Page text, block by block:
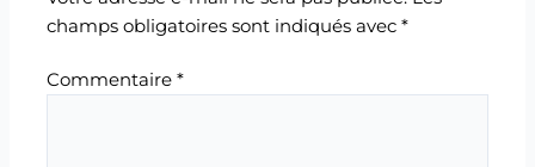
champs obligatoires sont indiqués avec*
Commentaire*